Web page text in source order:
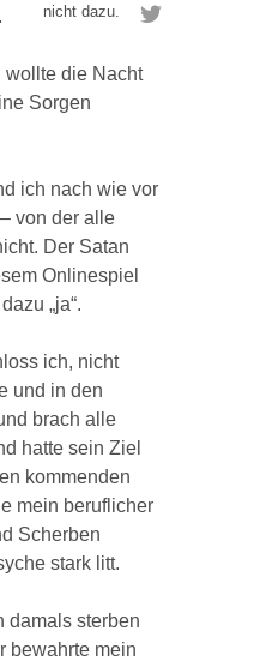
nicht dazu.
wollte die Nacht
Sorgen
ich nach wie vor
von der alle
Der Satan
Onlinespiel
„ja“.
ich, nicht
und in den
brach alle
hatte sein Ziel
kommenden
mein beruflicher
Scherben
stark litt.
damals sterben
bewahrte mein